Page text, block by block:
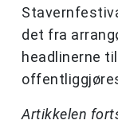
det fra
headlinerne
Artikkelen